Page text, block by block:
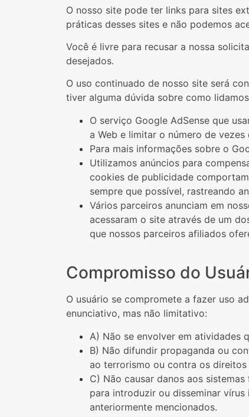
O nosso site pode ter links para sites
práticas desses sites e não podemos
Você é livre para recusar a nossa
desejados.
O uso continuado de nosso site será
tiver alguma dúvida sobre como
O serviço Google AdSense que
a Web e limitar o número de
Para mais informações sobre o
Utilizamos anúncios para
cookies de publicidade
sempre que possível, rastreando
Vários parceiros anunciam em
acessaram o site através de um
que nossos parceiros afiliados
Compromisso do
O usuário se compromete a fazer uso
enunciativo, mas não limitativo:
A) Não se envolver em atividades
B) Não difundir propaganda ou
ao terrorismo ou contra os direitos
C) Não causar danos aos
para introduzir ou disseminar
anteriormente mencionados.